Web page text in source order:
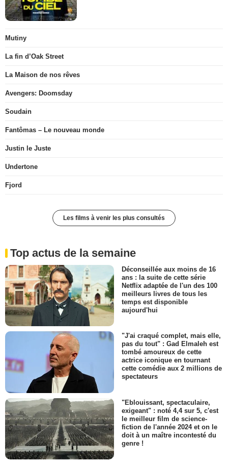
Mutiny
La fin d’Oak Street
La Maison de nos rêves
Avengers: Doomsday
Soudain
Fantômas – Le nouveau monde
Justin le Juste
Undertone
Fjord
Les films à venir les plus consultés
Top actus de la semaine
Déconseillée aux moins de 16
ans : la suite de cette série
Netflix adaptée de l'un des 100
meilleurs livres de tous les
temps est disponible
aujourd'hui
"J'ai craqué complet, mais elle,
pas du tout" : Gad Elmaleh est
tombé amoureux de cette
actrice iconique en tournant
cette comédie aux 2 millions de
spectateurs
"Eblouissant, spectaculaire,
exigeant" : noté 4,4 sur 5, c'est
le meilleur film de science-
fiction de l'année 2024 et on le
doit à un maître incontesté du
genre !